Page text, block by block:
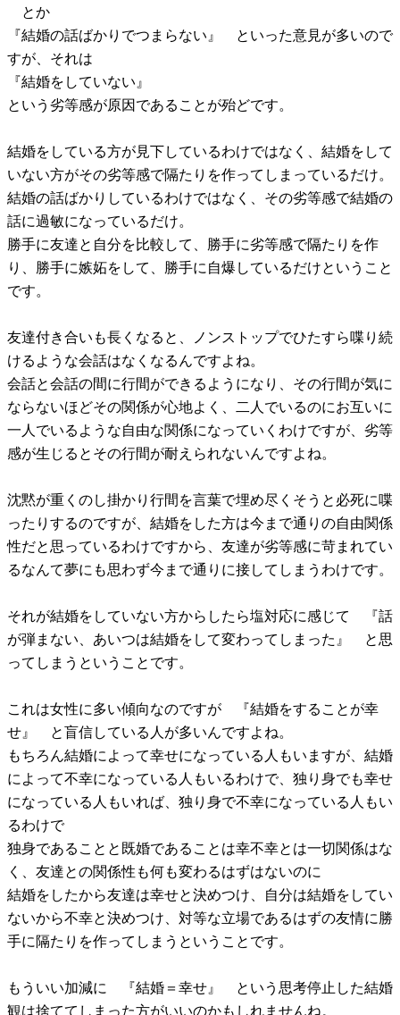
とか
『結婚の話ばかりでつまらない』 といった意見が多いので
すが、それは
『結婚をしていない』
という劣等感が原因であることが殆どです。
結婚をしている方が見下しているわけではなく、結婚をして
いない方がその劣等感で隔たりを作ってしまっているだけ。
結婚の話ばかりしているわけではなく、その劣等感で結婚の
話に過敏になっているだけ。
勝手に友達と自分を比較して、勝手に劣等感で隔たりを作
り、勝手に嫉妬をして、勝手に自爆しているだけということ
です。
友達付き合いも長くなると、ノンストップでひたすら喋り続
けるような会話はなくなるんですよね。
会話と会話の間に行間ができるようになり、その行間が気に
ならないほどその関係が心地よく、二人でいるのにお互いに
一人でいるような自由な関係になっていくわけですが、劣等
感が生じるとその行間が耐えられないんですよね。
沈黙が重くのし掛かり行間を言葉で埋め尽くそうと必死に喋
ったりするのですが、結婚をした方は今まで通りの自由関係
性だと思っているわけですから、友達が劣等感に苛まれてい
るなんて夢にも思わず今まで通りに接してしまうわけです。
それが結婚をしていない方からしたら塩対応に感じて 『話
が弾まない、あいつは結婚をして変わってしまった』 と思
ってしまうということです。
これは女性に多い傾向なのですが 『結婚をすることが幸
せ』 と盲信している人が多いんですよね。
もちろん結婚によって幸せになっている人もいますが、結婚
によって不幸になっている人もいるわけで、独り身でも幸せ
になっている人もいれば、独り身で不幸になっている人もい
るわけで
独身であることと既婚であることは幸不幸とは一切関係はな
く、友達との関係性も何も変わるはずはないのに
結婚をしたから友達は幸せと決めつけ、自分は結婚をしてい
ないから不幸と決めつけ、対等な立場であるはずの友情に勝
手に隔たりを作ってしまうということです。
もういい加減に 『結婚＝幸せ』 という思考停止した結婚
観は捨ててしまった方がいいのかもしれませんね。